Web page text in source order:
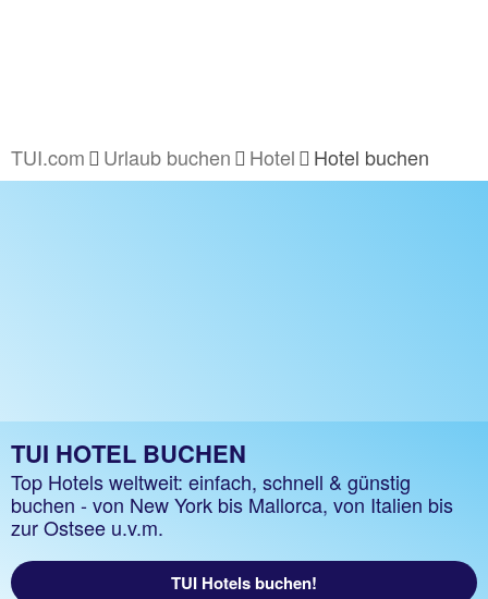
TUI.com Urlaub buchen Hotel Hotel buchen
TUI HOTEL BUCHEN
Top Hotels weltweit: einfach, schnell & günstig
buchen - von New York bis Mallorca, von Italien bis
zur Ostsee u.v.m.
TUI Hotels buchen!